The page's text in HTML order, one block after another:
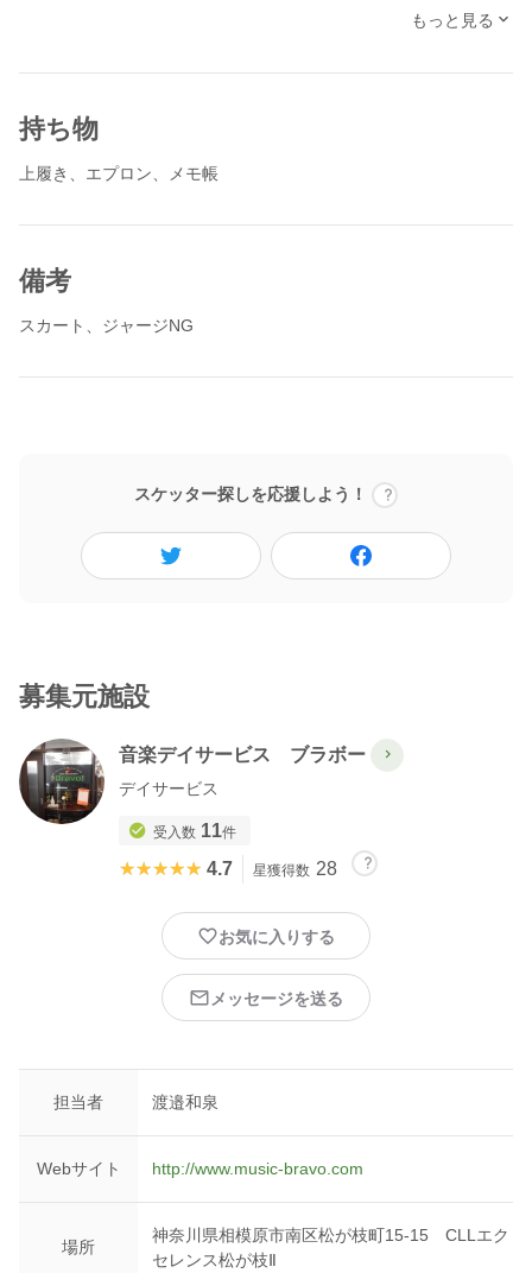
ます。しかし一番忙しくバタバタする時間でもありますので、こ
いと思いますので、ぜひご協力お願いします！
もっと見る
持ち物
上履き、エプロン、メモ帳
備考
スカート、ジャージNG
スケッター探しを応援しよう！
募集元施設
音楽デイサービス ブラボー
デイサービス
受入数 11件
★★★★★
★★★★★ 4.7 星獲得数 28
お気に入りする
メッセージを送る
担当者 渡邉和泉
Webサイト http://www.music-bravo.com
場所
神奈川県相模原市南区松が枝町15-15 CLLエク
セレンス松が枝Ⅱ